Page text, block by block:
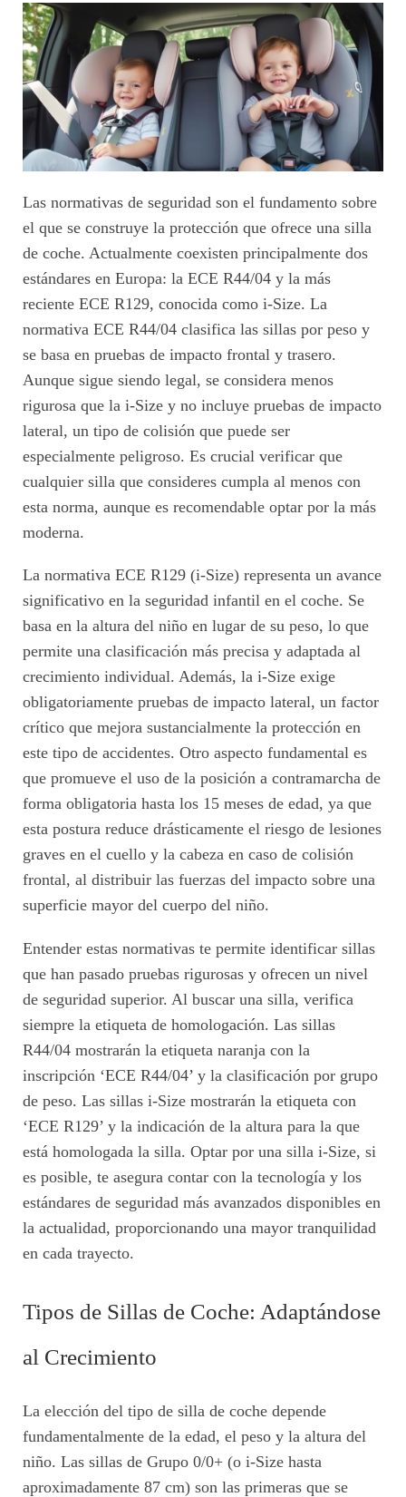
Las normativas de seguridad son el fundamento sobre
el que se construye la protección que ofrece una silla
de coche. Actualmente coexisten principalmente dos
estándares en Europa: la ECE R44/04 y la más
reciente ECE R129, conocida como i-Size. La
normativa ECE R44/04 clasifica las sillas por peso y
se basa en pruebas de impacto frontal y trasero.
Aunque sigue siendo legal, se considera menos
rigurosa que la i-Size y no incluye pruebas de impacto
lateral, un tipo de colisión que puede ser
especialmente peligroso. Es crucial verificar que
cualquier silla que consideres cumpla al menos con
esta norma, aunque es recomendable optar por la más
moderna.
La normativa ECE R129 (i-Size) representa un avance
significativo en la seguridad infantil en el coche. Se
basa en la altura del niño en lugar de su peso, lo que
permite una clasificación más precisa y adaptada al
crecimiento individual. Además, la i-Size exige
obligatoriamente pruebas de impacto lateral, un factor
crítico que mejora sustancialmente la protección en
este tipo de accidentes. Otro aspecto fundamental es
que promueve el uso de la posición a contramarcha de
forma obligatoria hasta los 15 meses de edad, ya que
esta postura reduce drásticamente el riesgo de lesiones
graves en el cuello y la cabeza en caso de colisión
frontal, al distribuir las fuerzas del impacto sobre una
superficie mayor del cuerpo del niño.
Entender estas normativas te permite identificar sillas
que han pasado pruebas rigurosas y ofrecen un nivel
de seguridad superior. Al buscar una silla, verifica
siempre la etiqueta de homologación. Las sillas
R44/04 mostrarán la etiqueta naranja con la
inscripción ‘ECE R44/04’ y la clasificación por grupo
de peso. Las sillas i-Size mostrarán la etiqueta con
‘ECE R129’ y la indicación de la altura para la que
está homologada la silla. Optar por una silla i-Size, si
es posible, te asegura contar con la tecnología y los
estándares de seguridad más avanzados disponibles en
la actualidad, proporcionando una mayor tranquilidad
en cada trayecto.
Tipos de Sillas de Coche: Adaptándose
al Crecimiento
La elección del tipo de silla de coche depende
fundamentalmente de la edad, el peso y la altura del
niño. Las sillas de Grupo 0/0+ (o i-Size hasta
aproximadamente 87 cm) son las primeras que se